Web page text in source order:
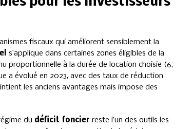
fiscaux qui améliorent sensiblement la
s’applique dans certaines zones éligibles de la
proportionnelle à la durée de location choisie (6,
a évolué en 2023, avec des taux de réduction
les anciens avantages mais impose des
du déficit foncier reste l’un des outils les